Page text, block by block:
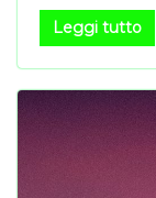
Leggi tutto